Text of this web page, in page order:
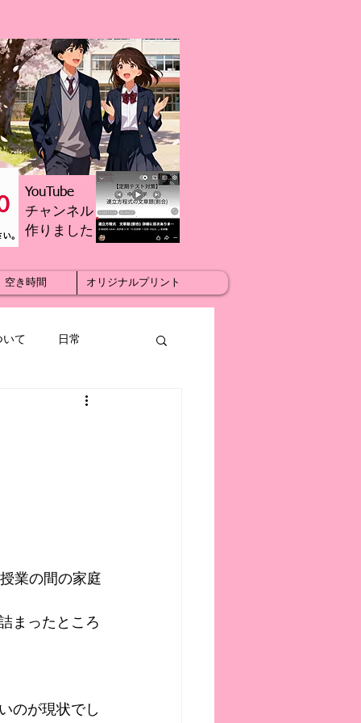
YouTube
チャンネル
​作りました
空き時間 オリジナルプリント
いて 日常
業の間の家庭
まったところ
のが現状でし